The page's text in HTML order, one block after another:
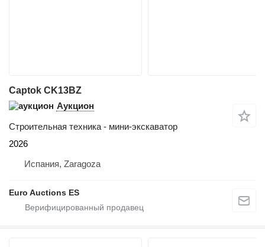
Captok CK13BZ
Аукцион
Строительная техника - мини-экскаватор
2026
Испания, Zaragoza
Euro Auctions ES